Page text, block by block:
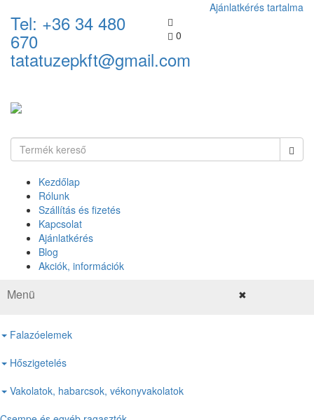
Tel: +36 34 480
670
tatatuzepkft@gmail.com
Ajánlatkérés tartalma
0
Kezdőlap
Rólunk
Szállítás és fizetés
Kapcsolat
Ajánlatkérés
Blog
Akciók, információk
Menü ✖
Falazóelemek
Hőszigetelés
Vakolatok, habarcsok, vékonyvakolatok